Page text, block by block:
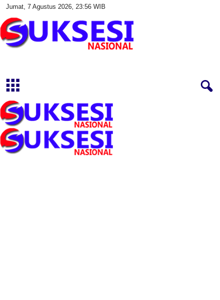
Jumat, 7 Agustus 2026, 23:56 WIB
s
i
a
s